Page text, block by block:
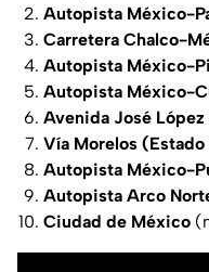
Autopista México-
Carretera Chalco-
Autopista México-
Autopista México-
Avenida José
Vía Morelos
Autopista México-
Autopista Arco
Ciudad de México